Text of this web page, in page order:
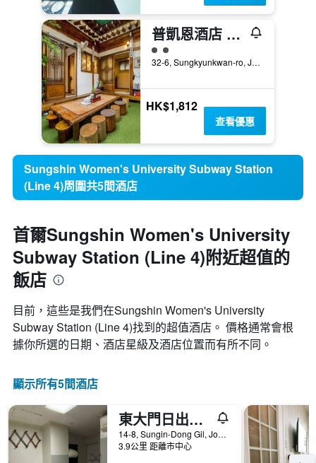
普凱恩酒店 - 首爾
2星級評級
32-6, Sungkyunkwan-ro, Jongno-gu, 首爾, 韓國
HK$1,812
查看優惠
Sungshin Women's University Subway Station
(Line 4)周圍共5間酒店
首爾Sungshin Women's University
Subway Station (Line 4)附近超值的
飯店
目前，這些是我們在Sungshin Women's University
Subway Station (Line 4)找到的超值酒店。 價格通常會根
據你所選的日期、酒店星級及酒店位置而有所不同。
顯示所有5間酒店
東大門日出旅舍
14-8, Sungin-Dong Gil, Jongno-gu, 首爾, 韓國
3.9公里 距離市中心